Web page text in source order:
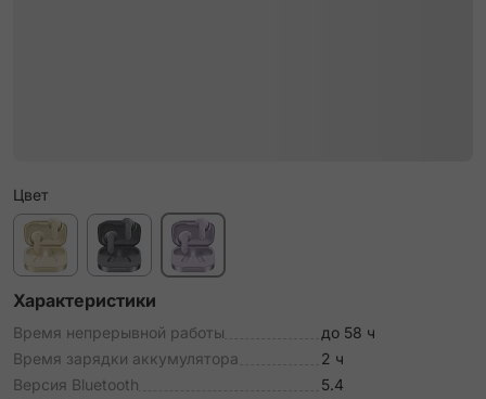
Цвет
Характеристики
Время непрерывной работы
до 58 ч
Время зарядки аккумулятора
2 ч
Версия Bluetooth
5.4